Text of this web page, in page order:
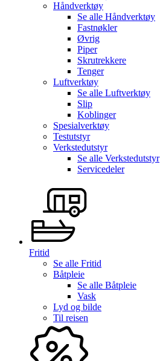
Håndverktøy
Se alle Håndverktøy
Fastnøkler
Øvrig
Piper
Skrutrekkere
Tenger
Luftverktøy
Se alle Luftverktøy
Slip
Koblinger
Spesialverktøy
Testutstyr
Verkstedutstyr
Se alle Verkstedutstyr
Servicedeler
Fritid
Se alle Fritid
Båtpleie
Se alle Båtpleie
Vask
Lyd og bilde
Til reisen